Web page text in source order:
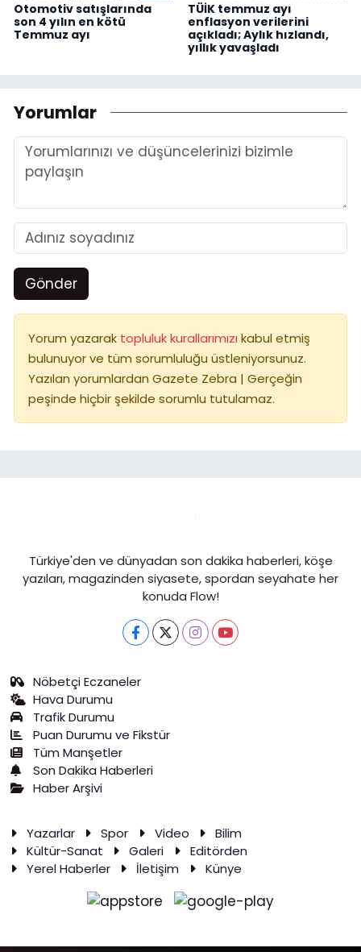
Otomotiv satışlarında
son 4 yılın en kötü
Temmuz ayı
TÜİK temmuz ayı
enflasyon verilerini
açıkladı; Aylık hızlandı,
yıllık yavaşladı
Yorumlar
Gönder
Yorum yazarak topluluk kurallarımızı kabul etmiş
bulunuyor ve tüm sorumluluğu üstleniyorsunuz.
Yazılan yorumlardan Gazete Zebra | Gerçeğin
peşinde hiçbir şekilde sorumlu tutulamaz.
Türkiye'den ve dünyadan son dakika haberleri, köşe
yazıları, magazinden siyasete, spordan seyahate her
konuda Flow!
Nöbetçi Eczaneler
Hava Durumu
Trafik Durumu
Puan Durumu ve Fikstür
Tüm Manşetler
Son Dakika Haberleri
Haber Arşivi
Yazarlar Spor Video
Bilim
Kültür-Sanat
Galeri
Editörden
Yerel Haberler
İletişim Künye